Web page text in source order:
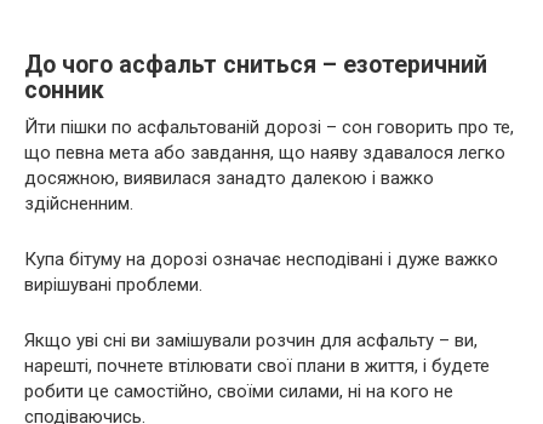
До чого асфальт сниться – езотеричний
сонник
Йти пішки по асфальтованій дорозі – сон говорить про те,
що певна мета або завдання, що наяву здавалося легко
досяжною, виявилася занадто далекою і важко
здійсненним.
Купа бітуму на дорозі означає несподівані і дуже важко
вирішувані проблеми.
Якщо уві сні ви замішували розчин для асфальту – ви,
нарешті, почнете втілювати свої плани в життя, і будете
робити це самостійно, своїми силами, ні на кого не
сподіваючись.